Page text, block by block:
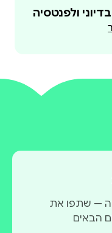
ולפנטסיה
— שתפו את
הבאים